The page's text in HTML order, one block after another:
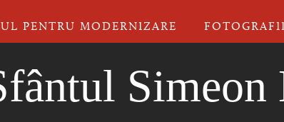
PENTRU MODERNIZARE FOTOGRAFII